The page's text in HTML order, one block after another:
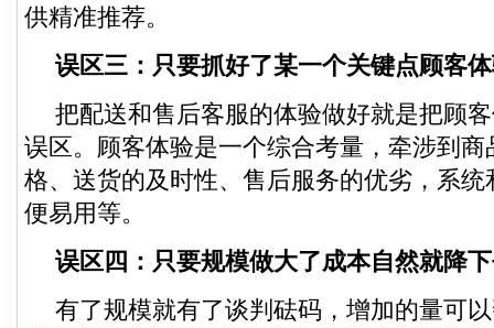
供精准推荐。
误区三：只要抓好了某一个关键点顾客
把配送和售后客服的体验做好就是把顾
误区。顾客体验是一个综合考量，牵涉到
格、送货的及时性、售后服务的优劣，系
便易用等。
误区四：只要规模做大了成本自然就降
有了规模就有了谈判砝码，增加的量可